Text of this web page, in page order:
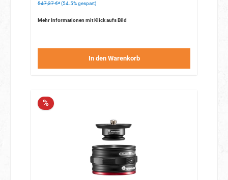
547,27 €* (54.5% gespart)
Mehr Informationen mit Klick aufs Bild
In den Warenkorb
%